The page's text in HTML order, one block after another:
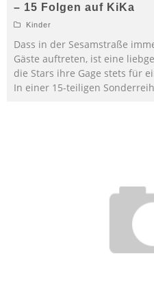
– 15 Folgen auf KiKa
Kinder
Dass in der Sesamstraße
Gäste auftreten, ist eine
die Stars ihre Gage stets für
In einer 15-teiligen